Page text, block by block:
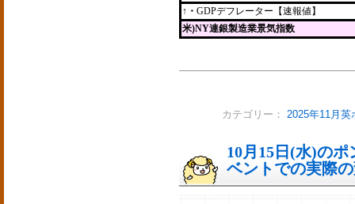
↑・ GDPデフレーター【速報値】
米)NY連銀製造業景気指数
カテゴリー： 2025年11月英
10月15日(水)の
ベントでの実際